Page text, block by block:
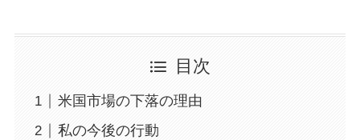
目次
米国市場の下落の理由
私の今後の行動